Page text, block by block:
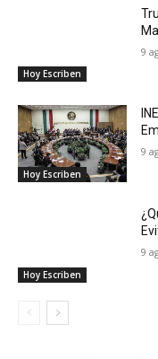
Hoy Escriben
9
Hoy Escriben
9
Hoy Escriben
9